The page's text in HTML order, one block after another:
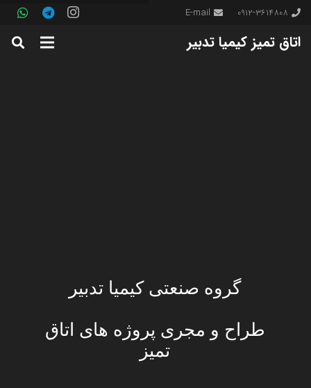
0912-3614808
E-mail
اتاق تمیز کیمیا تدبیر
گروه صنعتی کیمیا تدبیر
طراح و مجری پروژه های اتاق
تمیز